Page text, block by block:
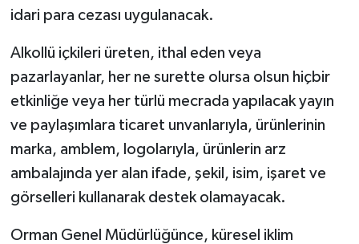
idari para cezası uygulanacak.
Alkollü içkileri üreten, ithal eden veya
pazarlayanlar, her ne surette olursa olsun hiçbir
etkinliğe veya her türlü mecrada yapılacak yayın
ve paylaşımlara ticaret unvanlarıyla, ürünlerinin
marka, amblem, logolarıyla, ürünlerin arz
ambalajında yer alan ifade, şekil, isim, işaret ve
görselleri kullanarak destek olamayacak.
Orman Genel Müdürlüğünce, küresel iklim